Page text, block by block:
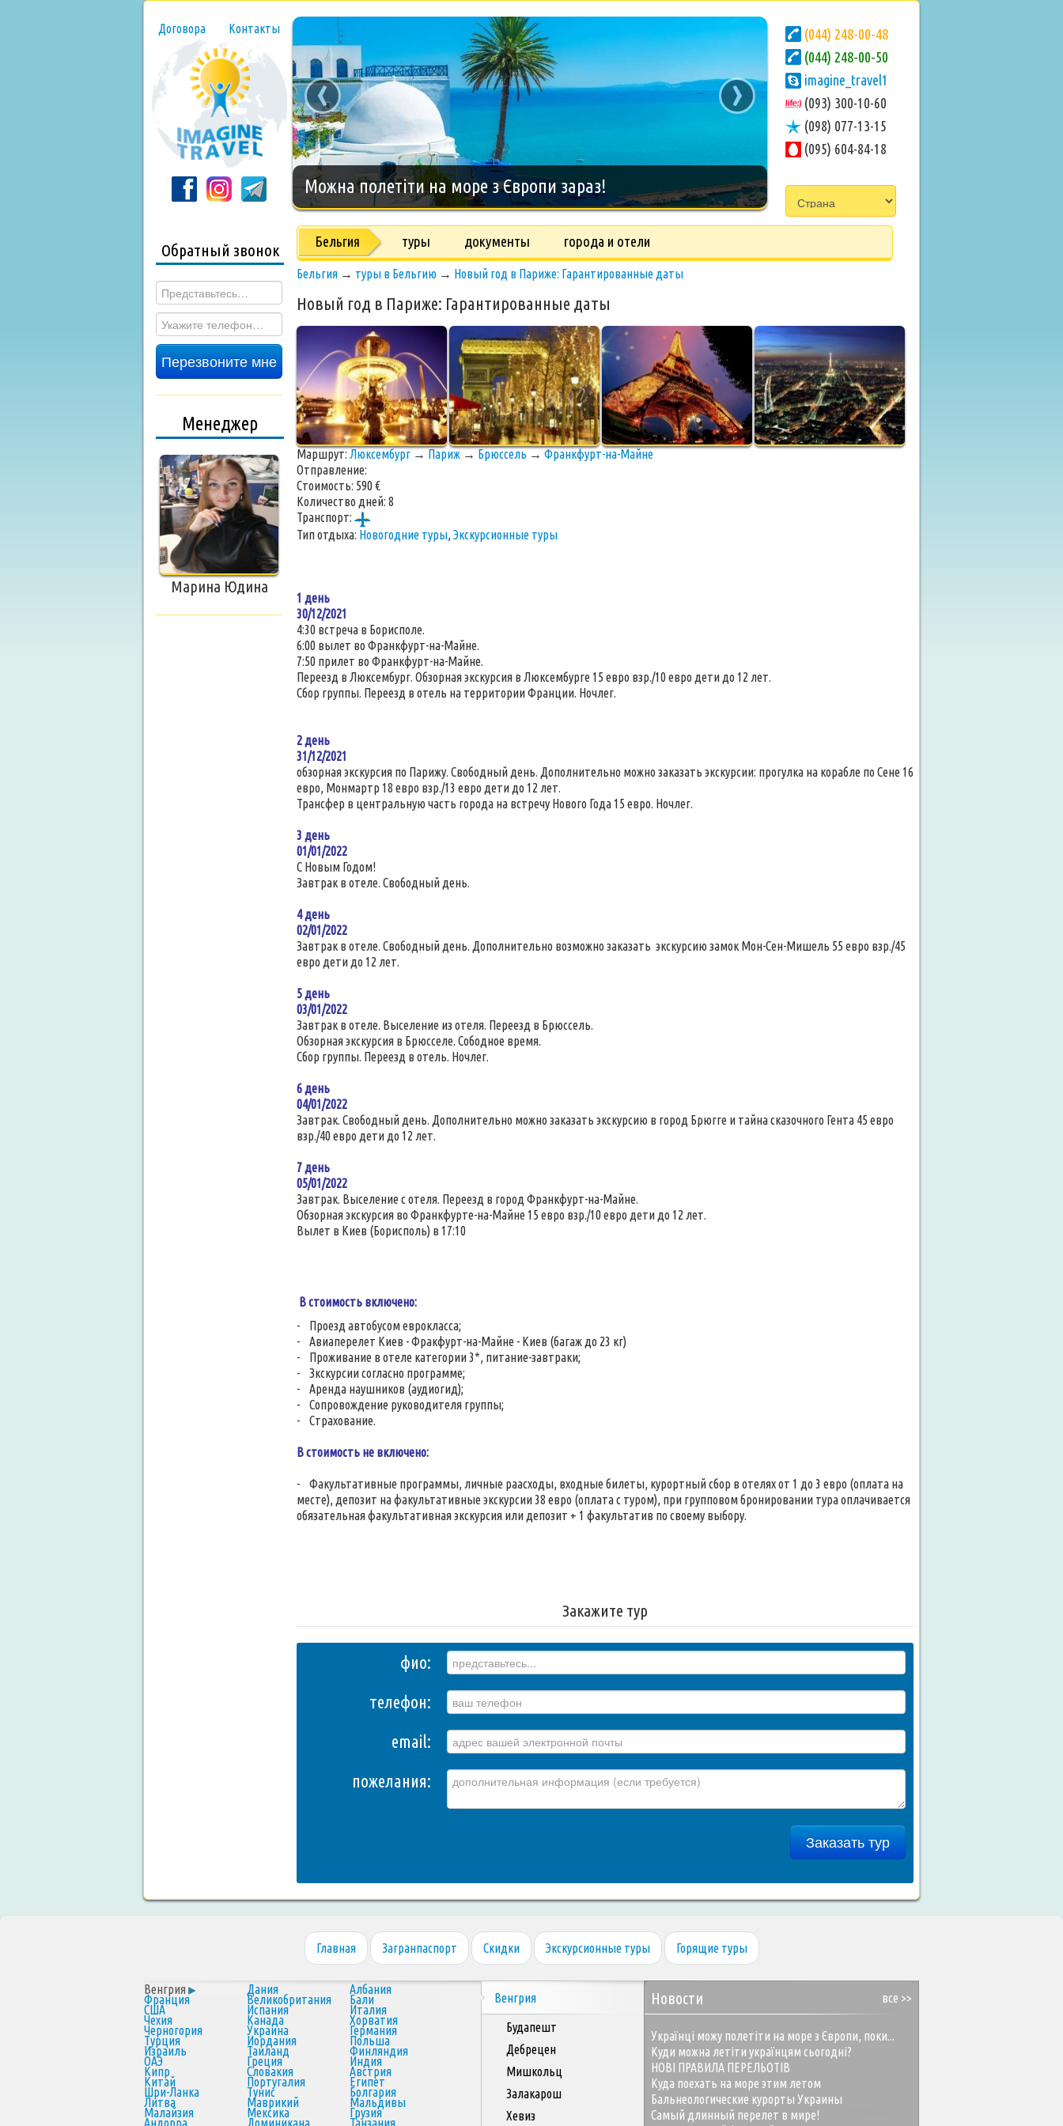
Договора Контакты
Новогодний тур на о.Занзибар, 8 дней
‹ ›
(044) 248-00-48
(044) 248-00-50
imagine_travel1
(093) 300-10-60
(098) 077-13-15
(095) 604-84-18
Обратный звонок
Перезвоните мне
Менеджер
Марина Юдина
Бельгия туры документы города и отели
Бельгия → туры в Бельгию → Новый год в Париже: Гарантированные даты
Новый год в Париже: Гарантированные даты
Маршрут: Люксембург → Париж → Брюссель → Франкфурт-на-Майне
Отправление:
Стоимость: 590 €
Количество дней: 8
Транспорт:
Тип отдыха: Новогодние туры,Экскурсионные туры
1 день
30/12/2021
4:30 встреча в Борисполе.
6:00 вылет во Франкфурт-на-Майне.
7:50 прилет во Франкфурт-на-Майне.
Переезд в Люксембург. Обзорная экскурсия в Люксембурге 15 евро взр./10 евро дети до 12 лет.
Сбор группы. Переезд в отель на территории Франции. Ночлег.
2 день
31/12/2021
обзорная экскурсия по Парижу. Свободный день. Дополнительно можно заказать экскурсии: прогулка на корабле по Сене 16
евро, Монмартр 18 евро взр./13 евро дети до 12 лет.
Трансфер в центральную часть города на встречу Нового Года 15 евро. Ночлег.
3 день
01/01/2022
С Новым Годом!
Завтрак в отеле. Свободный день.
4 день
02/01/2022
Завтрак в отеле. Свободный день. Дополнительно возможно заказать экскурсию замок Мон-Сен-Мишель 55 евро взр./45
евро дети до 12 лет.
5 день
03/01/2022
Завтрак в отеле. Выселение из отеля. Переезд в Брюссель.
Обзорная экскурсия в Брюсселе. Сободное время.
Сбор группы. Переезд в отель. Ночлег.
6 день
04/01/2022
Завтрак. Свободный день. Дополнительно можно заказать экскурсию в город Брюгге и тайна сказочного Гента 45 евро
взр./40 евро дети до 12 лет.
7 день
05/01/2022
Завтрак. Выселение с отеля. Переезд в город Франкфурт-на-Майне.
Обзорная экскурсия во Франкфурте-на-Майне 15 евро взр./10 евро дети до 12 лет.
Вылет в Киев (Борисполь) в 17:10
В стоимость включено:
- Проезд автобусом еврокласса;
- Авиаперелет Киев - Фракфурт-на-Майне - Киев (багаж до 23 кг)
- Проживание в отеле категории 3*, питание-завтраки;
- Зкскурсии согласно программе;
- Аренда наушников (аудиогид);
- Сопровождение руководителя группы;
- Страхование.
В стоимость не включено:
- Факультативные программы, личные раасходы, входные билеты, курортный сбор в отелях от 1 до 3 евро (оплата на
месте), депозит на факультативные экскурсии 38 евро (оплата с туром), при групповом бронировании тура оплачивается
обязательная факультативная экскурсия или депозит + 1 факультатив по своему выбору.
Закажите тур
фио:
телефон:
email:
пожелания:
Заказать тур
Главная Загранпаспорт Скидки Экскурсионные туры Горящие туры
Венгрия Дания Албания
Франция Великобритания Бали
США Испания Италия
Чехия Канада Хорватия
Черногория Украина Германия
Турция Иордания Польша
Израиль Таиланд Финляндия
ОАЭ Греция Индия
Кипр Словакия Австрия
Китай Португалия Египет
Шри-Ланка Тунис Болгария
Литва Маврикий Мальдивы
Малайзия Мексика Грузия
Андорра Доминикана Танзания
Венгрия
Будапешт
Дебрецен
Мишкольц
Залакарош
Хевиз
все >>
Новости
Українці можу полетіти на море з Європи, поки...
Куди можна летіти українцям сьогодні?
НОВІ ПРАВИЛА ПЕРЕЛЬОТІВ
Куда поехать на море этим летом
Бальнеологические курорты Украины
Самый длинный перелет в мире!